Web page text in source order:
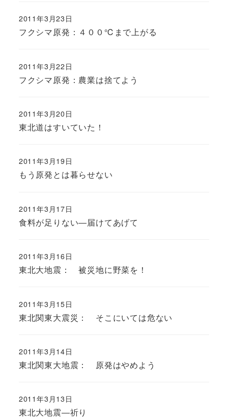
フクシマ原発：４００℃まで上がる
2011年3月23日
フクシマ原発：農業は捨てよう
2011年3月22日
東北道はすいていた！
2011年3月20日
もう原発とは暮らせない
2011年3月19日
食料が足りない―届けてあげて
2011年3月17日
東北大地震： 被災地に野菜を！
2011年3月16日
東北関東大震災： そこにいては危ない
2011年3月15日
東北関東大地震： 原発はやめよう
2011年3月14日
東北大地震―祈り
2011年3月13日